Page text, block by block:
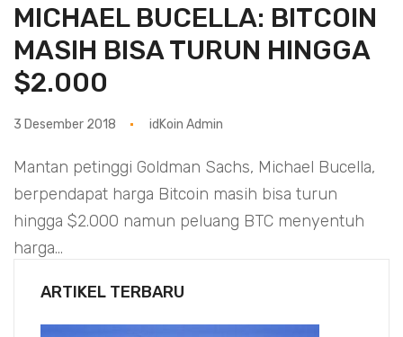
MICHAEL BUCELLA: BITCOIN
MASIH BISA TURUN HINGGA
$2.000
3 Desember 2018 idKoin Admin
Mantan petinggi Goldman Sachs, Michael Bucella,
berpendapat harga Bitcoin masih bisa turun
hingga $2.000 namun peluang BTC menyentuh
harga...
ARTIKEL TERBARU